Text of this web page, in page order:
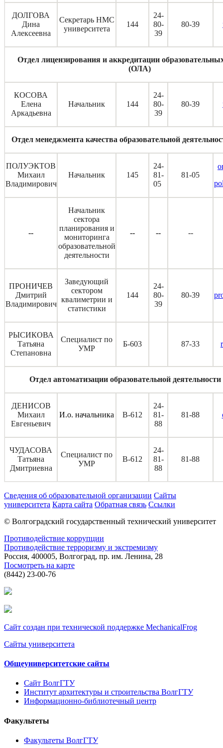
ДОЛГОВА
Дина
Алексеевна
Секретарь НМС
университета
144
24-
80-
39
80-39
Отдел лицензирования и аккредитации
(ОЛА)
КОСОВА
Елена
Аркадьевна
Начальник 144
24-
80-
39
80-39
Отдел менеджмента качества образовательной
ПОЛУЭКТОВ
Михаил
Владимирович
Начальник 145
24-
81-
05
81-05
--
Начальник
сектора
планирования и
мониторинга
образовательной
деятельности
-- -- --
ПРОНИЧЕВ
Дмитрий
Владимирович
Заведующий
сектором
квалиметрии и
статистики
144
24-
80-
39
80-39
РЫСИКОВА
Татьяна
Степановна
Специалист по
УМР
Б-603 87-33
Отдел автоматизации образовательной
ДЕНИСОВ
Михаил
Евгеньевич
И.о. начальника В-612
24-
81-
88
81-88
ЧУДАСОВА
Татьяна
Дмитриевна
Специалист по
УМР
В-612
24-
81-
88
81-88
Сведения об образовательной организации Сайты
университета Карта сайта Обратная связь Ссылки
© Волгоградский государственный технический университет
Противодействие коррупции
Противодействие терроризму и экстремизму
Россия, 400005, Волгоград, пр. им. Ленина, 28
Посмотреть на карте
(8442) 23-00-76
Сайт создан при технической поддержке MechanicalFrog
Сайты университета
Общеуниверситетские сайты
Сайт ВолгГТУ
Институт архитектуры и строительства ВолгГТУ
Информационно-библиотечный центр
Факультеты
Факультеты ВолгГТУ